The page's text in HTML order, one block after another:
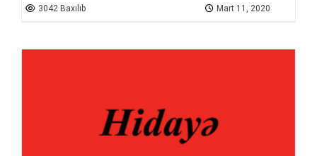
3042 Baxılıb Mart 11, 2020